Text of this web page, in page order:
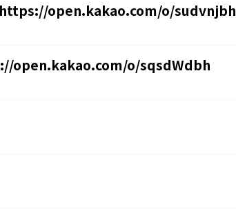
/ https://open.kakao.com/o/sudvnjbh
open.kakao.com/o/sqsdWdbh